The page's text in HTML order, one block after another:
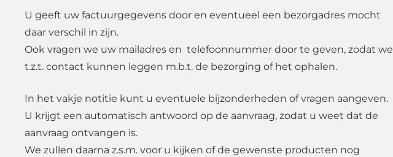
U geeft uw factuurgegevens door en eventueel een bezorgadres mocht
daar verschil in zijn.
Ook vragen we uw mailadres en telefoonnummer door te geven, zodat we
t.z.t. contact kunnen leggen m.b.t. de bezorging of het ophalen.
In het vakje notitie kunt u eventuele bijzonderheden of vragen aangeven.
U krijgt een automatisch antwoord op de aanvraag, zodat u weet dat de
aanvraag ontvangen is.
We zullen daarna z.s.m. voor u kijken of de gewenste producten nog